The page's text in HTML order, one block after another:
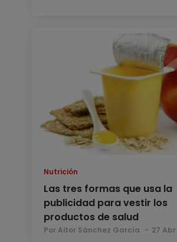
Nutrición
Las tres formas que usa la
publicidad para vestir los
productos de salud
Por Aitor Sánchez García 27 Abr